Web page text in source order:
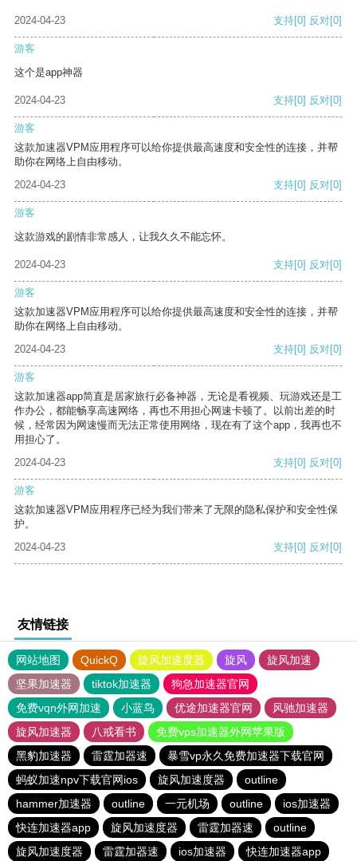
2024-04-23 支持[0] 反对[0]
游客
这个是app神器
2024-04-23 支持[0] 反对[0]
游客
这款加速器VPM应用程序可以给你提供最高速度和安全性的连接，并帮
助你在网络上自由移动。
2024-04-23
支持[0] 反对[0]
游客
这款游戏的剧情非常感人，让我久久不能忘怀。
2024-04-23 支持[0] 反对[0]
游客
这款加速器VPM应用程序可以给你提供最高速度和安全性的连接，并帮
助你在网络上自由移动。
2024-04-23
支持[0] 反对[0]
游客
这款加速器app简直是居家旅行必备神器，无论是看视频、玩游戏还是工
作办公，都能畅享高速网络，再也不用担心网速卡顿了。以前出差的时
候，经常因为网速慢而无法正常使用网络，现在有了这个app，我再也不
用担心了。
2024-04-23
支持[0] 反对[0]
游客
这款加速器VPM应用程序已经为我们带来了无限的隐私保护和安全性保
护。
2024-04-23
支持[0] 反对[0]
友情链接
网站地图 QuickQ 旋风加速度器 旋风
旋风加速
坚果加速器
tiktok加速器
狗急加速器官网
免费vqn外网加速
小蓝鸟 优途加速器官网
风驰加速器
旋风加速器
八戒看书
免费vps加速器外网苹果版
黑豹加速器
雷霆加器速
暴雪vp永久免费加速器下载官网
蚂蚁加速npv下载官网ios
旋风加速度器
outline
hammer加速器
outline 一元机场 outline
ios加速器
快连加速器app
旋风加速度器 雷霆加器速
outline
旋风加速度器
雷霆加器速 ios加速器 快连加速器app